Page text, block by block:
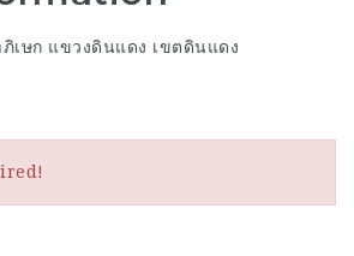
เษก แขวงดินแดง เขตดินแดง